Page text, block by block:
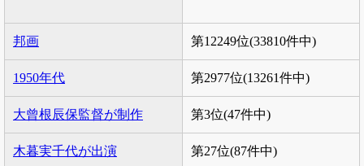
邦画 第12249位(33810件中)
1950年代 第2977位(13261件中)
大曾根辰保監督が制作 第3位(47件中)
木暮実千代が出演 第27位(87件中)